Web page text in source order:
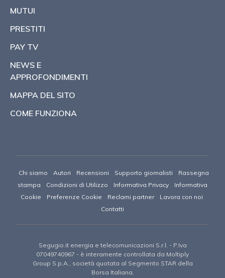
MUTUI
PRESTITI
PAY TV
NEWS E
APPROFONDIMENTI
MAPPA DEL SITO
COME FUNZIONA
Chi siamo Autori Recensioni Supporto giornalisti
Rassegna
stampa
Condizioni di Utilizzo Informativa Privacy
Informativa
Cookie
Preferenze Cookie Reclami partner
Lavora con noi
Contatti
Segugio.it energia e telecomunicazioni S.r.l. - P.Iva
07049740967 - è interamente controllata da Moltiply
Group S.p.A., società quotata al Segmento STAR della
Borsa Italiana.